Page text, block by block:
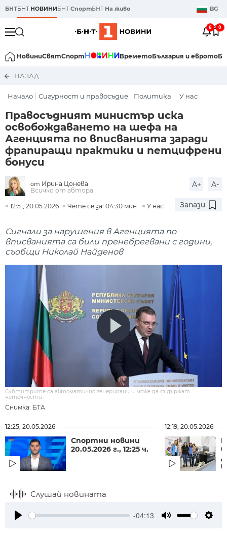
БНТБНТ НОВИНИБНТСпортБНТ На живо BG
6 0
НовиниСвятСпорт ВреметоБългария и еврото
НАЗАД
Начало Сигурност и правосъдие Политика У нас
Правосъдният министър иска
освобождаването на шефа на
Агенцията по вписванията заради
фрапиращи практики и петцифрени
бонуси
от Ирина Цонева
Всичко от автора
A+ A-
12:51, 20.05.2026 Чете се за: 04:30 мин. У нас Запази
Сигнали за нарушения в Агенцията по
вписванията са били пренебрегвани с години,
съобщи Николай Найденов
Снимка: БТА
Субтитрите са автоматично генерирани и може да съдържат
неточности.
12:25, 20.05.2026
Спортни новини
20.05.2026 г., 12:25 ч.
12:19, 20.05.2026
Слушай новината
-04:13